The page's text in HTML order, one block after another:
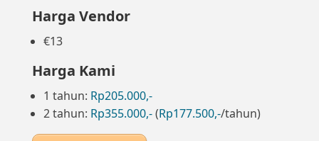
Harga Vendor
€13
Harga Kami
1 tahun: Rp205.000,-
2 tahun: Rp355.000,-(Rp177.500,-/tahun)